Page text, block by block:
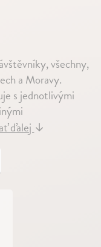
všechny,
a Moravy.
s jednotlivými
ďalej ↓